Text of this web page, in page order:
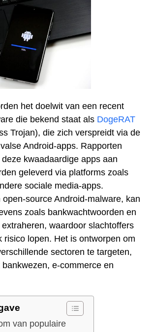
het doelwit van een recent
die bekend staat als DogeRAT
Trojan), die zich verspreidt via de
Android-apps. Rapporten
kwaadaardige apps aan
geleverd via platforms zoals
sociale media-apps.
open-source Android-malware, kan
zoals bankwachtwoorden en
waardoor slachtoffers
risico lopen. Het is ontworpen om
sectoren te targeten,
e-commerce en
van populaire